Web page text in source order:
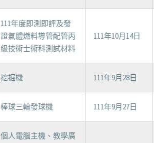
111年度即測即評及發
證氣體燃料導管配管丙
級技術士術科測試材料
111年10月14日
挖掘機 111年9月28日
棒球三輪發球機 111年9月27日
個人電腦主機、教學廣